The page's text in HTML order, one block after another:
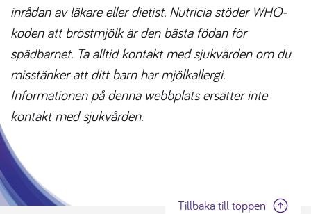
inrådan av läkare eller dietist. Nutricia stöder WHO-
koden att bröstmjölk är den bästa födan för
spädbarnet. Ta alltid kontakt med sjukvården om du
misstänker att ditt barn har mjölkallergi.
Informationen på denna webbplats ersätter inte
kontakt med sjukvården.
Tillbaka till toppen